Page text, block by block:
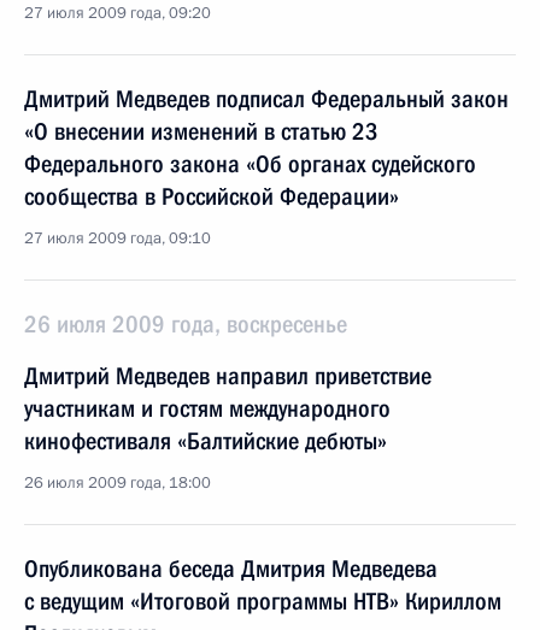
27 июля 2009 года, 09:20
Дмитрий Медведев подписал Федеральный закон
«О внесении изменений в статью 23
Федерального закона «Об органах судейского
сообщества в Российской Федерации»
27 июля 2009 года, 09:10
26 июля 2009 года, воскресенье
Дмитрий Медведев направил приветствие
участникам и гостям международного
кинофестиваля «Балтийские дебюты»
26 июля 2009 года, 18:00
Опубликована беседа Дмитрия Медведева
с ведущим «Итоговой программы НТВ» Кириллом